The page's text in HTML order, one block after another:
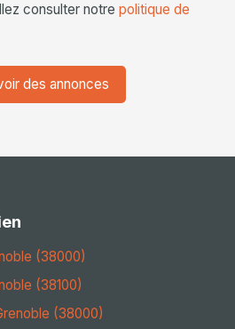
consulter notre politique de
des annonces
(38000)
(38100)
(38000)